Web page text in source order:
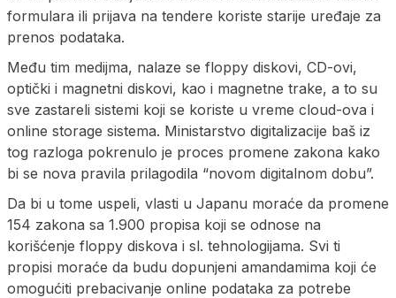
formulara ili prijava na tendere koriste starije uređaje za
prenos podataka.
Među tim medijma, nalaze se floppy diskovi, CD-ovi,
optički i magnetni diskovi, kao i magnetne trake, a to su
sve zastareli sistemi koji se koriste u vreme cloud-ova i
online storage sistema. Ministarstvo digitalizacije baš iz
tog razloga pokrenulo je proces promene zakona kako
bi se nova pravila prilagodila “novom digitalnom dobu”.
Da bi u tome uspeli, vlasti u Japanu moraće da promene
154 zakona sa 1.900 propisa koji se odnose na
korišćenje floppy diskova i sl. tehnologijama. Svi ti
propisi moraće da budu dopunjeni amandamima koji će
omogućiti prebacivanje online podataka za potrebe